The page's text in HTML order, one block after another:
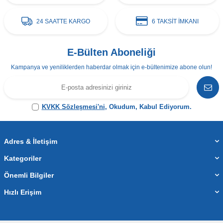
24 SAATTE KARGO 6 TAKSİT İMKANI
E-Bülten Aboneliği
Kampanya ve yeniliklerden haberdar olmak için e-bültenimize abone olun!
KVKK Sözleşmesi'ni, Okudum, Kabul Ediyorum.
Adres & İletişim
Kategoriler
Önemli Bilgiler
Hızlı Erişim